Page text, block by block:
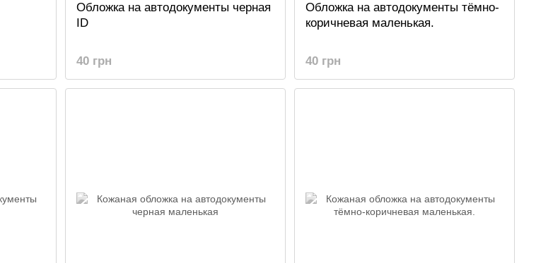
Обложка на автодокументы черная
ID
40 грн
Обложка на автодокументы тёмно-
коричневая маленькая.
40 грн